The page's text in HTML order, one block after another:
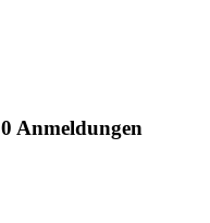
0 Anmeldungen